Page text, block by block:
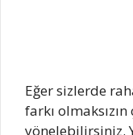
Eğer sizlerde
farkı
yönelebilirsiniz.